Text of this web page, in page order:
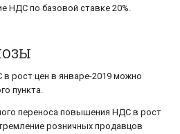
НДС по базовой ставке 20%.
рост цен в январе-2019 можно
пункта.
переноса повышения НДС в рост
розничных продавцов